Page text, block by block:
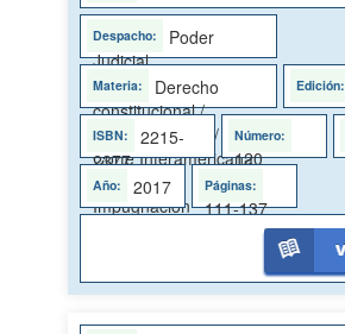
Poder
Judicial
Derecho
constitucional /
Casación penal /
Corte Interamericana
de Justicia /
Impugnación
2215-
2377
120
2017
111-137